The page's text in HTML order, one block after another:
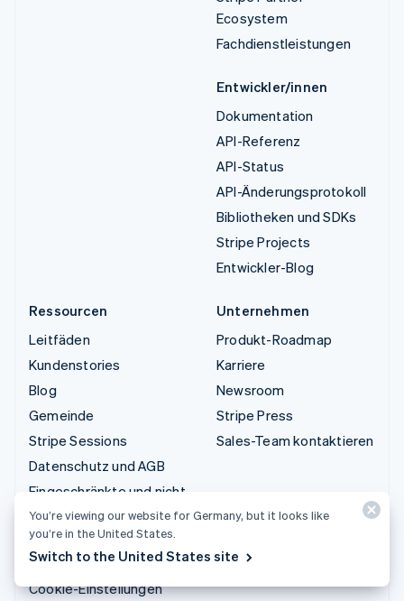
Ecosystem
Fachdienstleistungen
Entwickler/innen
Dokumentation
API-Referenz
API-Status
API-Änderungsprotokoll
Bibliotheken und SDKs
Stripe Projects
Entwickler-Blog
Ressourcen
Leitfäden
Kundenstories
Blog
Gemeinde
Stripe Sessions
Datenschutz und AGB
Eingeschränkte und nicht
zugelassene Geschäfte
Lizenzen
Sitemap
Cookie-Einstellungen
Unternehmen
Produkt-Roadmap
Karriere
Newsroom
Stripe Press
Sales-Team kontaktieren
You’re viewing our website for Germany, but it looks like
you’re in the United States.
Switch to the United States site